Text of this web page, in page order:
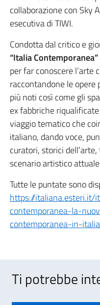
collaborazione con Sky
esecutiva di TIWI.
Condotta dal critico e
“Italia Contemporanea”
per far conoscere l’arte
raccontandone le
più noti così come gli
ex fabbriche
viaggio tematico che
italiano, dando voce,
curatori, storici
scenario artistico
Tutte le puntate sono
https://
contemporanea-la-
contemporanea-in-
Ti potrebbe